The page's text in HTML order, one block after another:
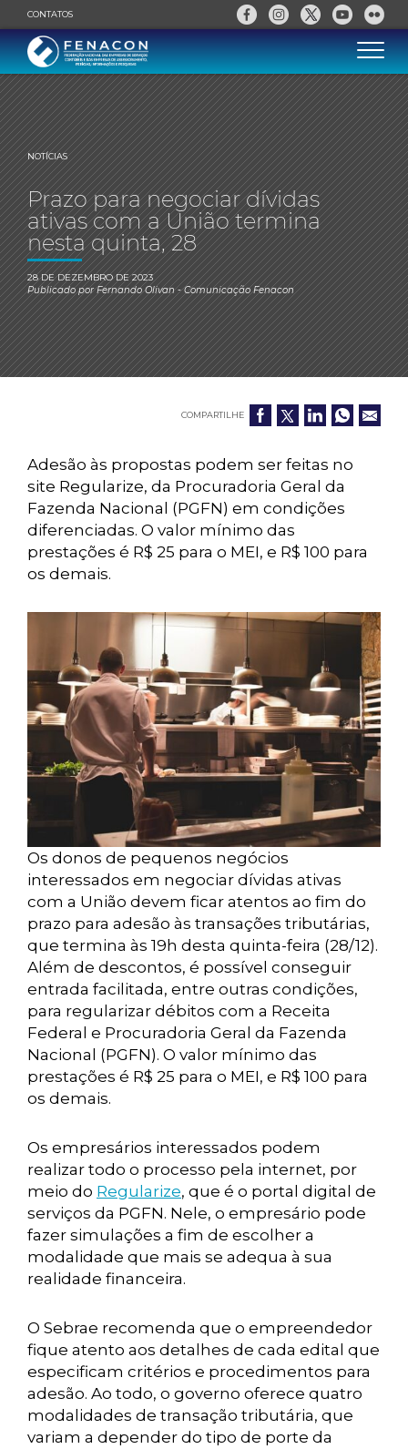
CONTATOS
NOTÍCIAS
Prazo para negociar dívidas
ativas com a União termina
nesta quinta, 28
28 DE DEZEMBRO DE 2023
Publicado porFernando Olivan- Comunicação Fenacon
COMPARTILHE
Adesão às propostas podem ser feitas no
site Regularize, da Procuradoria Geral da
Fazenda Nacional (PGFN) em condições
diferenciadas. O valor mínimo das
prestações é R$ 25 para o MEI, e R$ 100 para
os demais.
Os donos de pequenos negócios
interessados em negociar dívidas ativas
com a União devem ficar atentos ao fim do
prazo para adesão às transações tributárias,
que termina às 19h desta quinta-feira (28/12).
Além de descontos, é possível conseguir
entrada facilitada, entre outras condições,
para regularizar débitos com a Receita
Federal e Procuradoria Geral da Fazenda
Nacional (PGFN). O valor mínimo das
prestações é R$ 25 para o MEI, e R$ 100 para
os demais.
Os empresários interessados podem
realizar todo o processo pela internet, por
meio do Regularize, que é o portal digital de
serviços da PGFN. Nele, o empresário pode
fazer simulações a fim de escolher a
modalidade que mais se adequa à sua
realidade financeira.
O Sebrae recomenda que o empreendedor
fique atento aos detalhes de cada edital que
especificam critérios e procedimentos para
adesão. Ao todo, o governo oferece quatro
modalidades de transação tributária, que
variam a depender do tipo de porte da